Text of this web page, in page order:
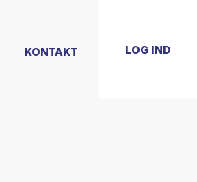
KONTAKT LOG IND